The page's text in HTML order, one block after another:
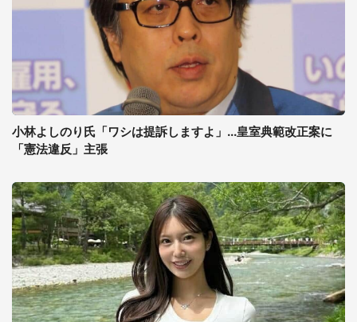
小林よしのり氏「ワシは提訴しますよ」...皇室典範改正案に
「憲法違反」主張